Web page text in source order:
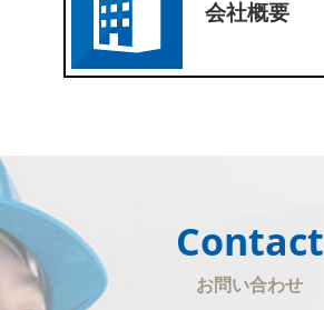
会社概要
Contact
お問い合わせ